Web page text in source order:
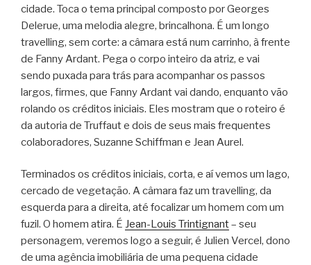
cidade. Toca o tema principal composto por Georges
Delerue, uma melodia alegre, brincalhona. É um longo
travelling, sem corte: a câmara está num carrinho, à frente
de Fanny Ardant. Pega o corpo inteiro da atriz, e vai
sendo puxada para trás para acompanhar os passos
largos, firmes, que Fanny Ardant vai dando, enquanto vão
rolando os créditos iniciais. Eles mostram que o roteiro é
da autoria de Truffaut e dois de seus mais frequentes
colaboradores, Suzanne Schiffman e Jean Aurel.
Terminados os créditos iniciais, corta, e aí vemos um lago,
cercado de vegetação. A câmara faz um travelling, da
esquerda para a direita, até focalizar um homem com um
fuzil. O homem atira. É Jean-Louis Trintignant– seu
personagem, veremos logo a seguir, é Julien Vercel, dono
de uma agência imobiliária de uma pequena cidade